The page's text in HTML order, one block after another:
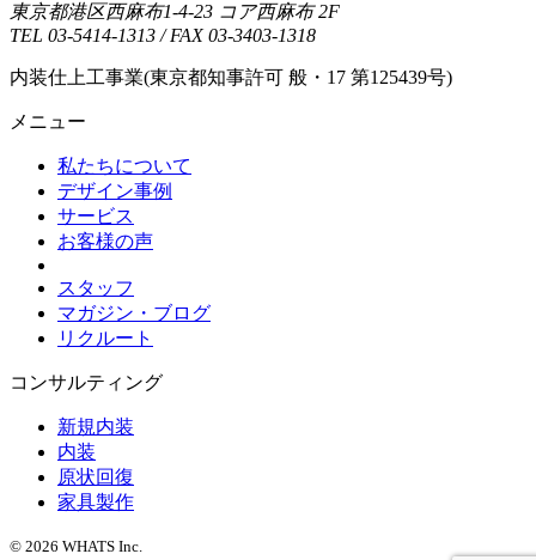
東京都港区西麻布1-4-23 コア西麻布 2F
TEL 03-5414-1313 / FAX 03-3403-1318
内装仕上工事業(東京都知事許可 般・17 第125439号)
メニュー
私たちについて
デザイン事例
サービス
お客様の声
スタッフ
マガジン・ブログ
リクルート
コンサルティング
新規内装
内装
原状回復
家具製作
© 2026 WHATS Inc.